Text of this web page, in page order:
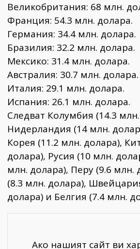
​Великобритания: 68 млн.
​Франция: 54.3 млн. долара.
​Германия: 34.4 млн. долара.
​Бразилия: 32.2 млн. долара.
​Мексико: 31.4 млн. долара.
​Австралия: 30.7 млн. долара.
​Италия: 29.1 млн. долара.
​Испания: 26.1 млн. долара.
​Следват Колумбия (14.3
Нидерландия (14 млн.
Корея (11.2 млн. долара),
долара), Русия (10 млн.
млн. долара), Перу (9.6 млн.
(8.3 млн. долара),
долара) и Белгия (7.4 млн.
Ако нашият сайт ви